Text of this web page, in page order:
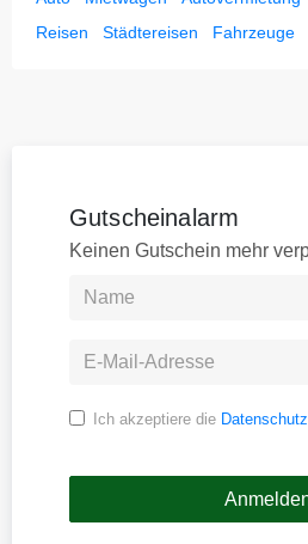
Reisen
Städtereisen Fahrzeuge
Gutscheinalarm
Keinen Gutschein mehr
Ich akzeptiere die